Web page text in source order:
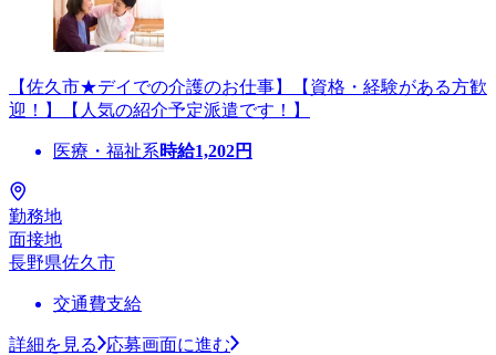
【佐久市★デイでの介護のお仕事】【資格・経験がある方歓
迎！】【人気の紹介予定派遣です！】
医療・福祉系時給1,202円
勤務地
面接地
長野県佐久市
交通費支給
詳細を見る
応募画面に進む